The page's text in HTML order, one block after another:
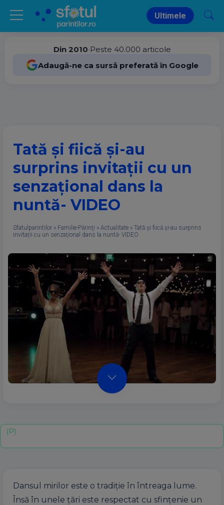
Ultimele
Din 2010•Peste 40.000 articole
Adaugă-ne ca sursă preferată în Google
Tată și fiică și-au
surprins invitații cu un
senzațional dans la
nuntă- VIDEO
Sfatulparintilor » Familie-Părinţi » Actualitate » Tată și fiică și-au surprins
invitații cu un senzațional dans la nuntă- VIDEO
Dansul mirilor este o tradiție în întreaga lume.
Însă în unele țări este respectat cu sfințenie un